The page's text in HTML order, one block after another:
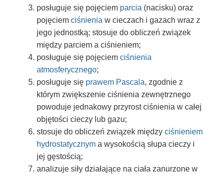
posługuje się pojęciem parcia (nacisku) oraz
pojęciemciśnienia w cieczach i gazach wraz z
jego jednostką; stosuje do obliczeń związek
między parciem a ciśnieniem;
posługuje się pojęciemciśnienia
atmosferycznego;
posługuje się prawem Pascala, zgodnie z
którym zwiększenie ciśnienia zewnętrznego
powoduje jednakowy przyrost ciśnienia w całej
objętości cieczy lub gazu;
stosuje do obliczeń związek międzyciśnieniem
hydrostatycznym a wysokością słupa cieczy i
jej gęstością;
analizuje siły działające na ciała zanurzone w